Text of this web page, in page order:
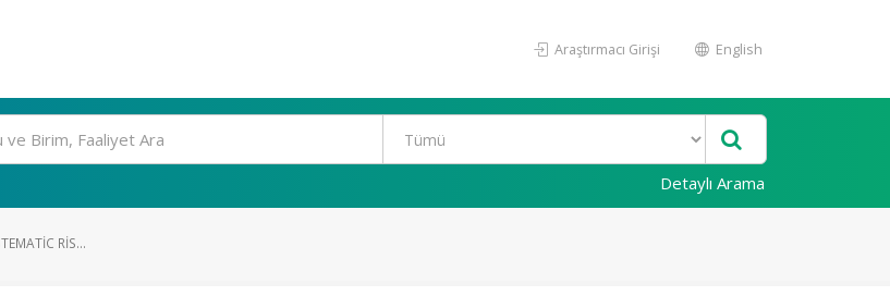
Araştırmacı Girişi English
Detaylı Arama
RIS...